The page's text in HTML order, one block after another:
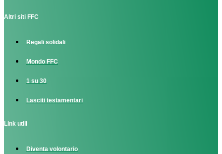
Altri siti FFC
Regali solidali
Mondo FFC
1 su 30
Lasciti testamentari
Link utili
Diventa volontario